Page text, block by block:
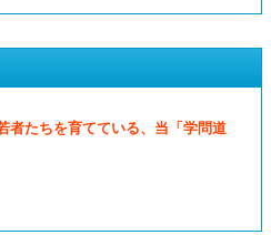
者たちを育てている、当「学問道